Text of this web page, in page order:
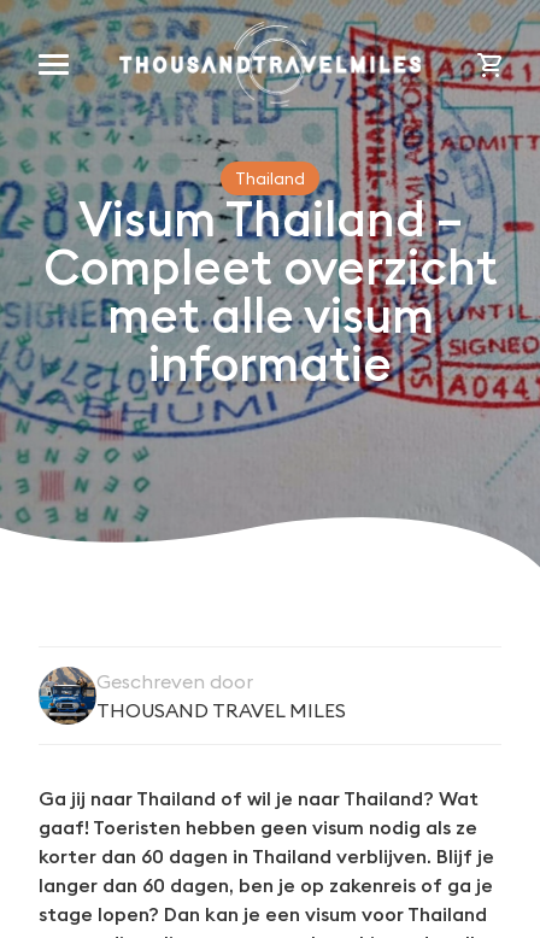
cart
Thailand
Visum Thailand –
Compleet overzicht
met alle visum
informatie
Geschreven door
THOUSAND TRAVEL MILES
Ga jij naar Thailand of wil je naar Thailand? Wat
gaaf! Toeristen hebben geen visum nodig als ze
korter dan 60 dagen in Thailand verblijven. Blijf je
langer dan 60 dagen, ben je op zakenreis of ga je
stage lopen? Dan kan je een visum voor Thailand